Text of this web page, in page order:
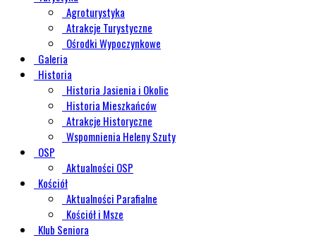
Agroturystyka
Atrakcje Turystyczne
Ośrodki Wypoczynkowe
Galeria
Historia
Historia Jasienia i Okolic
Historia Mieszkańców
Atrakcje Historyczne
Wspomnienia Heleny Szuty
OSP
Aktualności OSP
Kościół
Aktualności Parafialne
Kościół i Msze
Klub Seniora